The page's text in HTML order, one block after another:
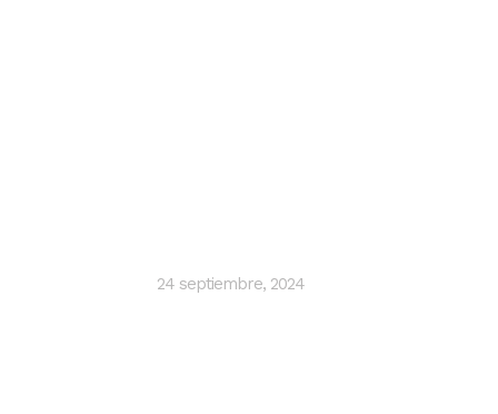
24 septiembre, 2024